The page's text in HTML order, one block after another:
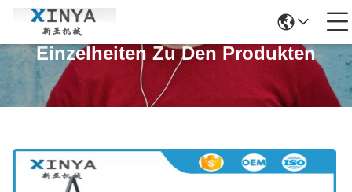
Einzelheiten Zu Den Produkten